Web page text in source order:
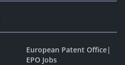
European Patent Office|
EPO Jobs